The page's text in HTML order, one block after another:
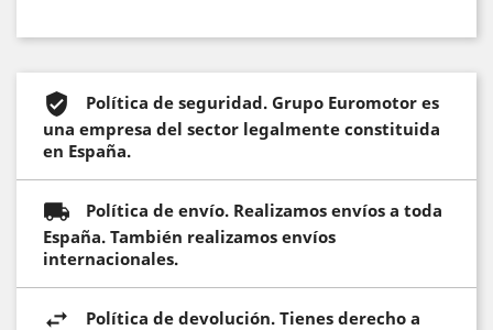
Política de seguridad. Grupo Euromotor es
una empresa del sector legalmente constituida
en España.
Política de envío. Realizamos envíos a toda
España. También realizamos envíos
internacionales.
Política de devolución. Tienes derecho a